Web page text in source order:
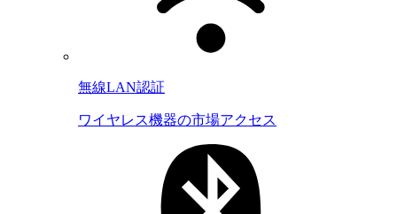
無線LAN認証
ワイヤレス機器の市場アクセス